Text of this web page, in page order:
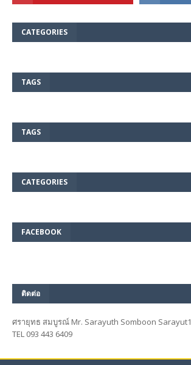
CATEGORIES
TAGS
TAGS
CATEGORIES
FACEBOOK
ติดต่อ
ศรายุทธ สมบูรณ์ Mr. Sarayuth Somboon
TEL 093 443 6409